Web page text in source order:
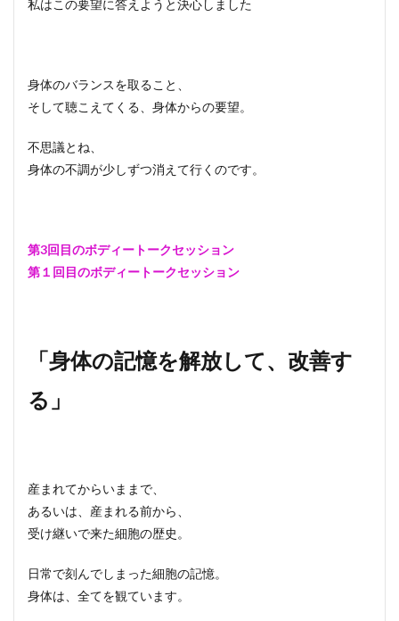
私はこの要望に答えようと決心しました
身体のバランスを取ること、
そして聴こえてくる、身体からの要望。
不思議とね、
身体の不調が少しずつ消えて行くのです。
第3回目のボディートークセッション
第１回目のボディートークセッション
「身体の記憶を解放して、改善す
る」
産まれてからいままで、
あるいは、産まれる前から、
受け継いで来た細胞の歴史。
日常で刻んでしまった細胞の記憶。
身体は、全てを観ています。